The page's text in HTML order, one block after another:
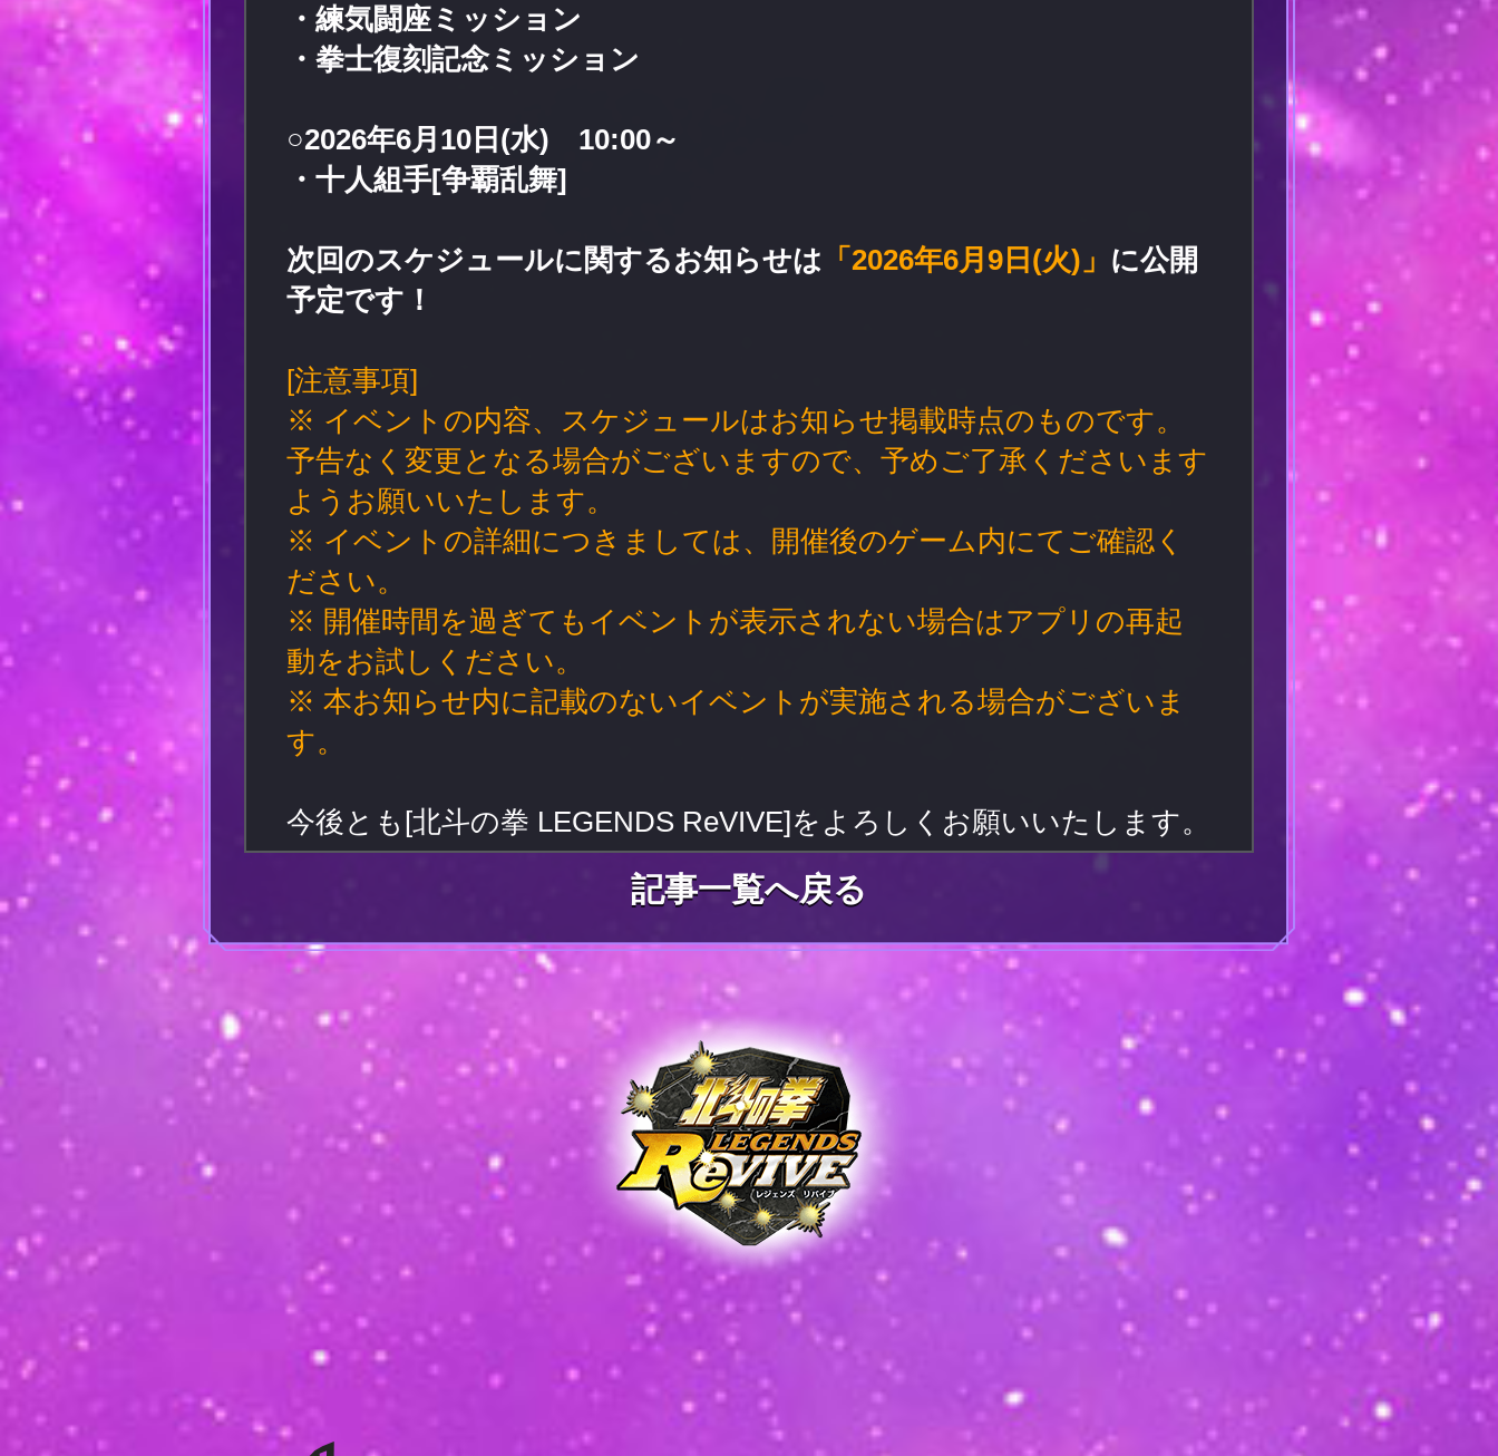
・練気闘座ミッション
・拳士復刻記念ミッション
○2026年6月10日(水) 10:00～
・十人組手[争覇乱舞]
次回のスケジュールに関するお知らせは 「2026年6月9日(火)」 に公開
予定です！
[注意事項]
※ イベントの内容、スケジュールはお知らせ掲載時点のものです。
予告なく変更となる場合がございますので、予めご了承くださいます
ようお願いいたします。
※ イベントの詳細につきましては、開催後のゲーム内にてご確認く
ださい。
※ 開催時間を過ぎてもイベントが表示されない場合はアプリの再起
動をお試しください。
※ 本お知らせ内に記載のないイベントが実施される場合がございま
す。
今後とも[北斗の拳 LEGENDS ReVIVE]をよろしくお願いいたします。
記事一覧へ戻る